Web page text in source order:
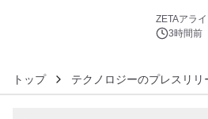
ZETAアラ
3時間前
トップ テクノロジーのプレスリリ